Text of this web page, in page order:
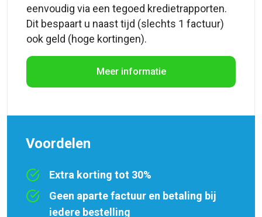
eenvoudig via een tegoed kredietrapporten.
Dit bespaart u naast tijd (slechts 1 factuur)
ook geld (hoge kortingen).
Meer informatie
Voordelen
Extra korting tot 30%
Geen aparte factuur en betaling bij
iedere bestelling